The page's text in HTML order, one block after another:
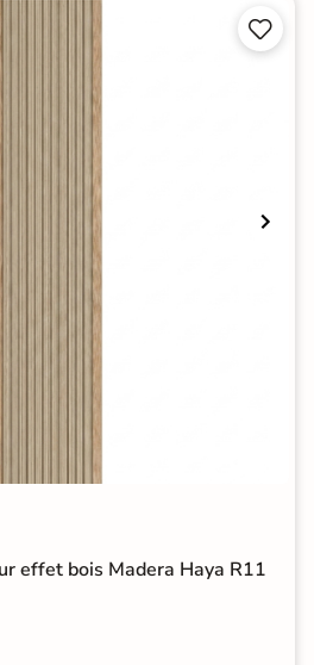


effet bois Madera Haya R11